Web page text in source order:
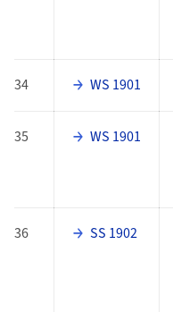
34 WS 1901
35 WS 1901
36 SS 1902